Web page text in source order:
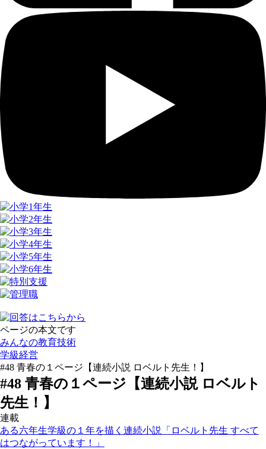
ページの本文です
みんなの教育技術
学級経営
#48 青春の１ページ【連続小説 ロベルト先生！】
#48 青春の１ページ【連続小説 ロベルト
先生！】
連載
ある六年生学級の１年を描く連続小説「ロベルト先生 すべて
はつながっています！」